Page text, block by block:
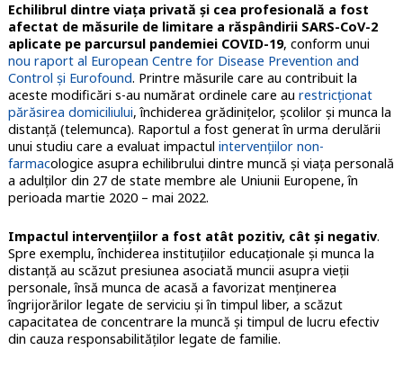
Echilibrul dintre viaţa privată şi cea profesională a fost
afectat de măsurile de limitare a răspândirii SARS-CoV-2
aplicate pe parcursul pandemiei COVID-19, conform unui
nou raport al European Centre for Disease Prevention and
Control şi Eurofound. Printre măsurile care au contribuit la
aceste modificări s-au numărat ordinele care au restricţionat
părăsirea domiciliului, închiderea grădiniţelor, şcolilor şi munca la
distanţă (telemunca). Raportul a fost generat în urma derulării
unui studiu care a evaluat impactul intervenţiilor non-
farmacologice asupra echilibrului dintre muncă şi viaţa personală
a adulţilor din 27 de state membre ale Uniunii Europene, în
perioada martie 2020 – mai 2022.
Impactul intervenţiilor a fost atât pozitiv, cât şi negativ.
Spre exemplu, închiderea instituţiilor educaționale şi munca la
distanţă au scăzut presiunea asociată muncii asupra vieţii
personale, însă munca de acasă a favorizat menţinerea
îngrijorărilor legate de serviciu şi în timpul liber, a scăzut
capacitatea de concentrare la muncă şi timpul de lucru efectiv
din cauza responsabilităților legate de familie.